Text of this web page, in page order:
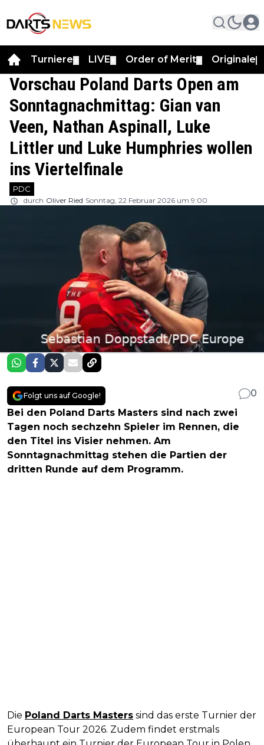
Turniere LIVE Order of Merit Originale
Vorschau Poland Darts Open am
Sonntagnachmittag: Gian van
Veen, Nathan Aspinall, Luke
Littler und Luke Humphries wollen
ins Viertelfinale
PDC
durch Oliver Ried Sonntag, 22 Februar 2026 um 9:00
Folgt uns auf Google!
0
Bei den Poland Darts Masters sind nach zwei
Tagen noch sechzehn Spieler im Rennen, die
den Titel ins Visier nehmen. Am
Sonntagnachmittag stehen die Partien der
dritten Runde auf dem Programm.
Die Poland Darts Masters sind das erste Turnier der
European Tour 2026. Zudem findet erstmals